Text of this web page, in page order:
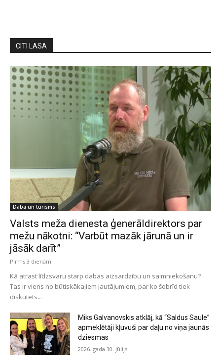
CITI LASA
Daba un tūrisms
Valsts meža dienesta ģenerāldirektors par
mežu nākotni: “Varbūt mazāk jārunā un ir
jāsāk darīt”
Pirms 3 dienām
Kā atrast līdzsvaru starp dabas aizsardzību un saimniekošanu?
Tas ir viens no būtiskākajiem jautājumiem, par ko šobrīd tiek
diskutēts...
Miks Galvanovskis atklāj, kā “Saldus Saule”
apmeklētāji kļuvuši par daļu no viņa jaunās
dziesmas
2026. gada 30. jūlijs